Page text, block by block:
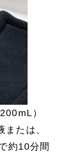
）
たは、
約10分間